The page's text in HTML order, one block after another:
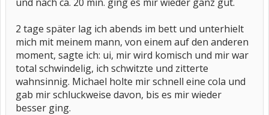
2 tage später lag ich abends im bett und unterhielt
mich mit meinem mann, von einem auf den anderen
moment, sagte ich: ui, mir wird komisch und mir war
total schwindelig, ich schwitzte und zitterte
wahnsinnig. Michael holte mir schnell eine cola und
gab mir schluckweise davon, bis es mir wieder
besser ging.